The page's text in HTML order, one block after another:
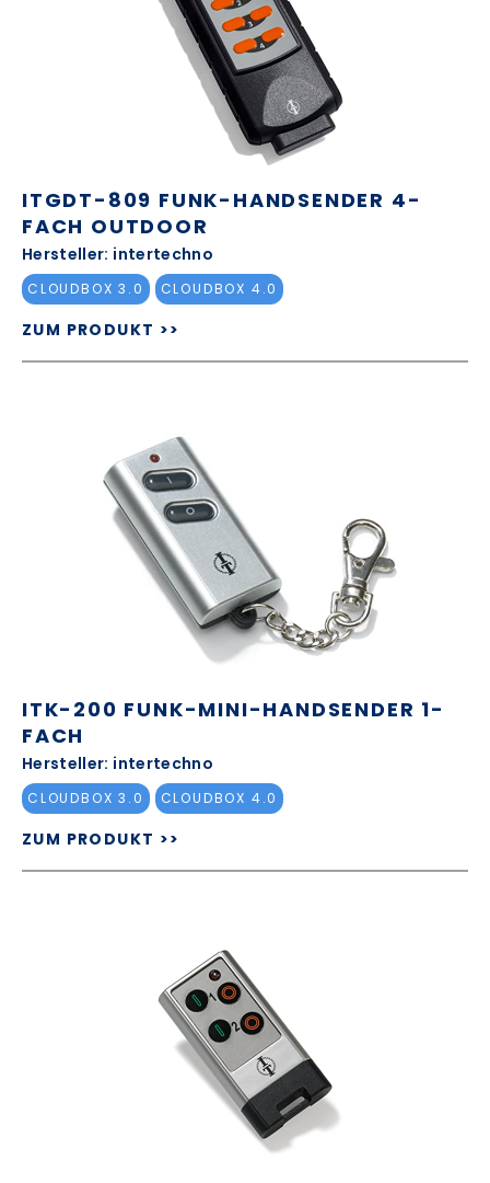
ITGDT-809 FUNK-HANDSENDER 4-
FACH OUTDOOR
Hersteller: intertechno
CLOUDBOX 3.0 CLOUDBOX 4.0
ZUM PRODUKT >>
ITK-200 FUNK-MINI-HANDSENDER 1-
FACH
Hersteller: intertechno
CLOUDBOX 3.0 CLOUDBOX 4.0
ZUM PRODUKT >>